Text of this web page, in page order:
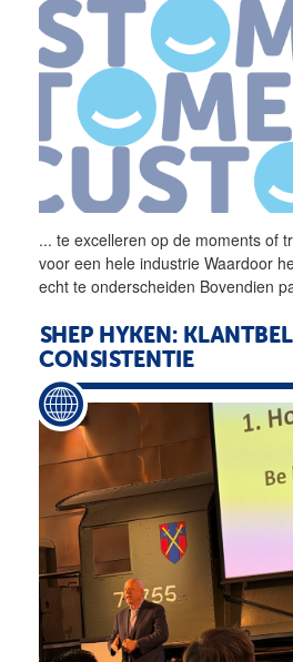
... te excelleren op de moments of
voor een hele industrie Waardoor
echt te onderscheiden Bovendien
SHEP HYKEN:
CONSISTENTIE